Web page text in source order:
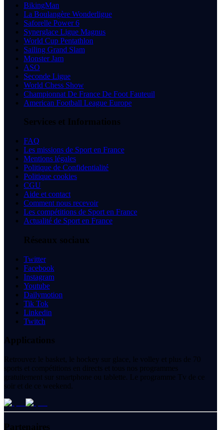
BikingMan
La Boulangère Wonderligue
Saforelle Power 6
Synerglace Ligue Magnus
World Cup Pentathlon
Sailing Grand Slam
Monster Jam
ASO
Seconde Ligue
World Chess Show
Championnat De France De Foot Fauteuil
American Football League Europe
Services et Informations
FAQ
Les missions de Sport en France
Mentions légales
Politique de Confidentialité
Politique cookies
CGU
Aide et contact
Comment nous recevoir
Les compétitions de Sport en France
Actualité de Sport en France
Réseaux sociaux
Twitter
Facebook
Instagram
Youtube
Dailymotion
Tik Tok
Linkedin
Twitch
Applications
Retrouvez le basket, le hockey sur glace, le volley et plus de 70
sports et compétitions en directs et tous nos programmes
gratuitement sur smartphone ou tablette. Le programme Tv de ce
soir et de ce weekend.
Partenaires